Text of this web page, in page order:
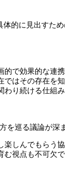
的に見出すため
的で効果的な連
はその存在を
わり続ける仕組
巡る議論が深
しんでもらう
視点も不可欠